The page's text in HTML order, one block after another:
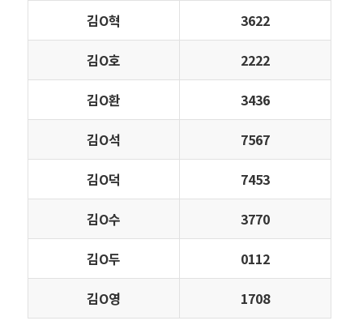
김Ο혁 3622
김Ο호 2222
김Ο환 3436
김Ο석 7567
김Ο덕 7453
김Ο수 3770
김Ο두 0112
김Ο영 1708